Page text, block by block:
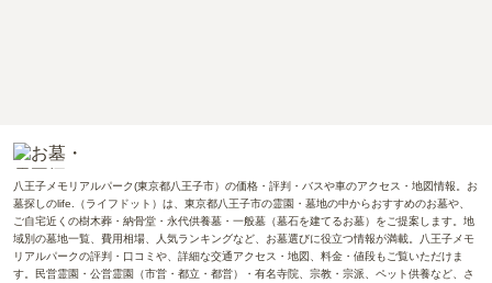
八王子メモリアルパーク(東京都八王子市）の価格・評判・バスや車のアクセス・地図情報。お
墓探しのlife.（ライフドット）は、東京都八王子市の霊園・墓地の中からおすすめのお墓や、
ご自宅近くの樹木葬・納骨堂・永代供養墓・一般墓（墓石を建てるお墓）をご提案します。地
域別の墓地一覧、費用相場、人気ランキングなど、お墓選びに役立つ情報が満載。八王子メモ
リアルパークの評判・口コミや、詳細な交通アクセス・地図、料金・値段もご覧いただけま
す。民営霊園・公営霊園（市営・都立・都営）・有名寺院、宗教・宗派、ペット供養など、さ